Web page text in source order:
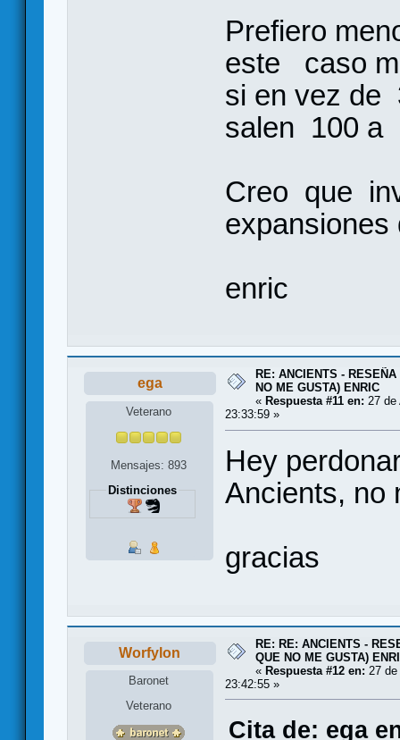
Prefiero
este caso
si en vez de
salen 100 a
Creo que
expansiones
enric
ega
Veterano
Mensajes: 893
Distinciones
RE: ANCIENTS -
NO ME GUSTA) ENRIC
« Respuesta #11 en: 27 de
23:33:59 »
Hey
Ancients, no
gracias
Worfylon
Baronet
Veterano
RE: RE: ANCIENTS -
QUE NO ME GUSTA)
« Respuesta #12 en: 27
23:42:55 »
Cita de: ega